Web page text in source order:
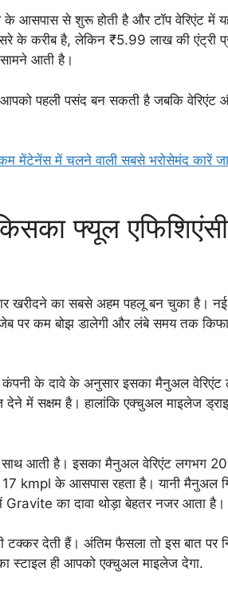
आसपास से शुरू होती है और टॉप वेरिएंट में
के करीब है, लेकिन ₹5.99 लाख की एंट्री
आती है।
पहली पसंद बन सकती है जबकि वेरिएंट
मेंटेनेंस में चलने वाली सबसे भरोसेमंद कारें
फ्यूल एफिशिएंसी
खरीदने का सबसे अहम पहलू बन चुका है।
पर कम बोझ डालेगी और लंबे समय तक
के दावे के अनुसार इसका मैनुअल
में सक्षम है। हालांकि एक्चुअल माइलेज
आती है। इसका मैनुअल वेरिएंट लगभग
kmpl के आसपास रहता है। यानी मैनुअल
का दावा थोड़ा बेहतर नजर आता है।
देती हैं। अंतिम फैसला तो इस बात पर
स्टाइल ही आपको एक्चुअल माइलेज देगा.